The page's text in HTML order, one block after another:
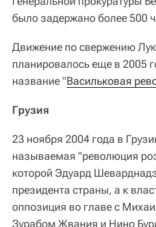
было задержано более 500
Движение по свержению
планировалось еще в 2005
название "Васильковая
Грузия
23 ноября 2004 года в
называемая "революция
которой Эдуард
президента страны, а к
оппозиция во главе с
Зурабом Жвания и Нино